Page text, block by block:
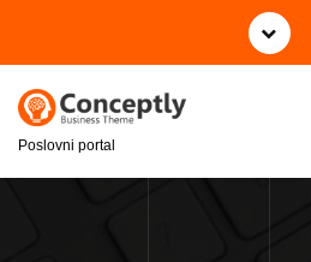
i
Poslovni portal